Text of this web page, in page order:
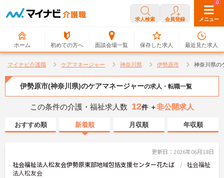
求人検索 会員登録 メニュー
ホーム 初めての方へ 面談会場一覧
0
保存した求人
0
最近見た求人
マイナビ介護職 ケアマネージャー 神奈川県 伊勢原市 神奈川県の
伊勢原市(神奈川県)のケアマネージャーの求人・転職一覧
この条件の介護・福祉求人数 12件 ＋非公開求人
おすすめ順 新着順 月収順 年収順
更新日：2026年06月18日
社会福祉法人松友会伊勢原東部地域包括支援センター花たば
社会福祉
法人松友会